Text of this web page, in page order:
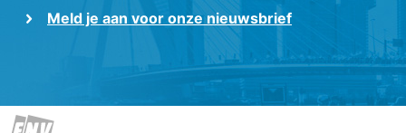
Meld je aan voor onze nieuwsbrief